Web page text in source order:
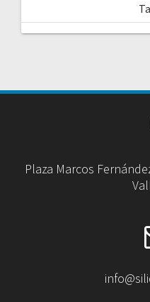
Plaza Marcos